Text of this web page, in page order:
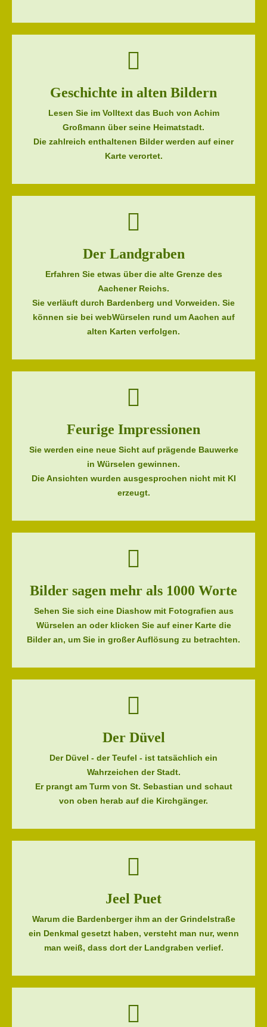
Geschichte in alten Bildern
Lesen Sie im Volltext das Buch von Achim
Großmann über seine Heimatstadt.
Die zahlreich enthaltenen Bilder werden auf einer
Karte verortet.
Der Landgraben
Erfahren Sie etwas über die alte Grenze des
Aachener Reichs.
Sie verläuft durch Bardenberg und Vorweiden. Sie
können sie bei webWürselen rund um Aachen auf
alten Karten verfolgen.
Feurige Impressionen
Sie werden eine neue Sicht auf prägende Bauwerke
in Würselen gewinnen.
Die Ansichten wurden ausgesprochen nicht mit KI
erzeugt.
Bilder sagen mehr als 1000 Worte
Sehen Sie sich eine Diashow mit Fotografien aus
Würselen an oder klicken Sie auf einer Karte die
Bilder an, um Sie in großer Auflösung zu betrachten.
Der Düvel
Der Düvel - der Teufel - ist tatsächlich ein
Wahrzeichen der Stadt.
Er prangt am Turm von St. Sebastian und schaut
von oben herab auf die Kirchgänger.
Jeel Puet
Warum die Bardenberger ihm an der Grindelstraße
ein Denkmal gesetzt haben, versteht man nur, wenn
man weiß, dass dort der Landgraben verlief.